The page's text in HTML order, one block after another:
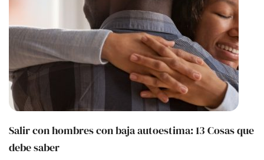
Salir con hombres con baja autoestima: 13 Cosas que
debe saber